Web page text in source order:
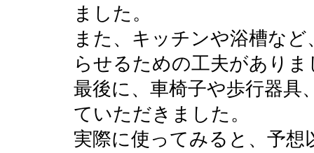
ました。
また、キッチンや浴槽な
らせるための工夫がありま
最後に、車椅子や歩行器具
ていただきました。
実際に使ってみると、予